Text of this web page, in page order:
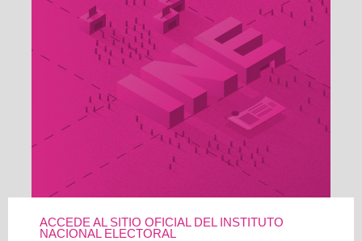
ACCEDE AL SITIO OFICIAL DEL INSTITUTO
NACIONAL ELECTORAL